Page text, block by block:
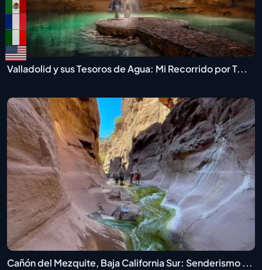
Valladolid y sus Tesoros de Agua: Mi Recorrido por T...
Cañón del Mezquite, Baja California Sur: Senderismo ...